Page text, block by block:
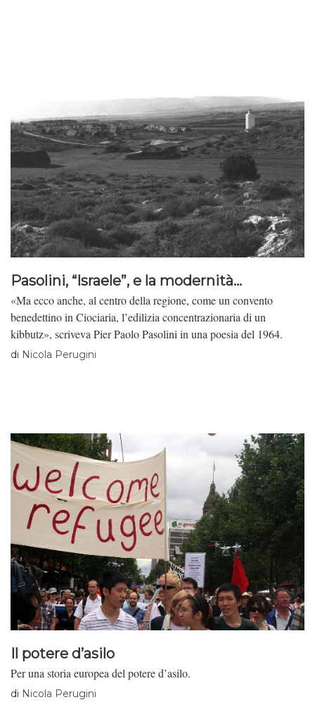
Pasolini, “Israele”, e la modernità...
«Ma ecco anche, al centro della regione, come un convento
benedettino in Ciociaria, l’edilizia concentrazionaria di un
kibbutz», scriveva Pier Paolo Pasolini in una poesia del 1964.
di Nicola Perugini
Il potere d’asilo
Per una storia europea del potere d’asilo.
di Nicola Perugini